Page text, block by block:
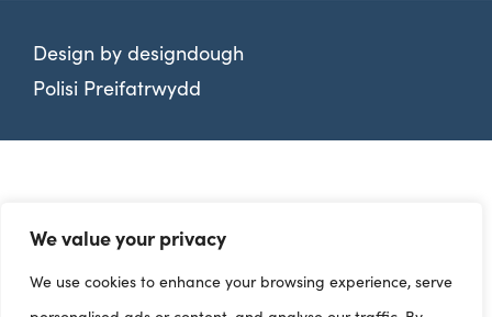
We value your privacy
We use cookies to enhance your browsing experience, serve
Design by designdough
Polisi Preifatrwydd